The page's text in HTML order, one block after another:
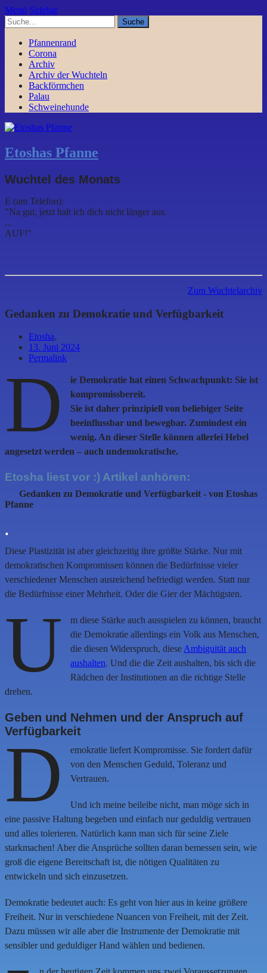
Menü Sidebar
Pfannenrand
Corona
Archiv
Archiv der Wuchteln
Backförmchen
Palau
Schweinehunde
Etoshas Pfanne
Wuchtel des Monats
E (am Telefon):
"Na gut, jetzt halt ich dich nicht länger aus.
...
AUF!"
Zum Wuchtelarchiv
Gedanken zu Demokratie und Verfügbarkeit
Etosha,
13. Juni 2024
Permalink
D
ie Demokratie hat einen Schwachpunkt: Sie ist
kompromissbereit.
Sie ist daher prinzipiell von beliebiger Seite
beeinflussbar und bewegbar. Zumindest ein
wenig. An dieser Stelle können allerlei Hebel
angesetzt werden – auch undemokratische.
Etosha liest vor :) Artikel anhören:
Gedanken zu Demokratie und Verfügbarkeit - von Etoshas
Pfanne
.
Diese Plastizität ist aber gleichzeitig ihre größte Stärke. Nur mit
demokratischen Kompromissen können die Bedürfnisse vieler
verschiedener Menschen ausreichend befriedigt werden. Statt nur
die Bedürfnisse einer Mehrheit. Oder die Gier der Mächtigsten.
U
m diese Stärke auch ausspielen zu können, braucht
die Demokratie allerdings ein Volk aus Menschen,
die diesen Widerspruch, dieseAmbiguität auch
aushalten. Und die die Zeit aushalten, bis sich die
Rädchen der Institutionen an die richtige Stelle
drehen.
Geben und Nehmen und der Anspruch auf
Verfügbarkeit
D
emokratie liefert Kompromisse. Sie fordert dafür
von den Menschen Geduld, Toleranz und
Vertrauen.
Und ich meine beileibe nicht, man möge sich in
eine passive Haltung begeben und einfach nur geduldig vertrauen
und alles tolerieren. Natürlich kann man sich für seine Ziele
starkmachen! Aber die Ansprüche sollten daran bemessen sein, wie
groß die eigene Bereitschaft ist, die nötigen Qualitäten zu
entwickeln und sich einzusetzen.
Demokratie bedeutet auch: Es geht von hier aus in keine größere
Freiheit. Nur in verschiedene Nuancen von Freiheit, mit der Zeit.
Dazu müssen wir alle aber die Instrumente der Demokratie mit
sensibler und geduldiger Hand wählen und bedienen.